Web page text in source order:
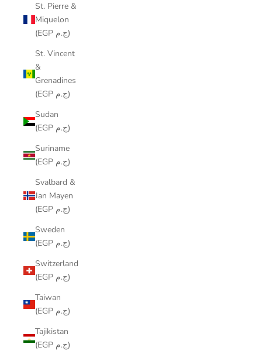
St. Pierre &
Miquelon
(EGP ج.م)
St. Vincent
&
Grenadines
(EGP ج.م)
Sudan
(EGP ج.م)
Suriname
(EGP ج.م)
Svalbard &
Jan Mayen
(EGP ج.م)
Sweden
(EGP ج.م)
Switzerland
(EGP ج.م)
Taiwan
(EGP ج.م)
Tajikistan
(EGP ج.م)